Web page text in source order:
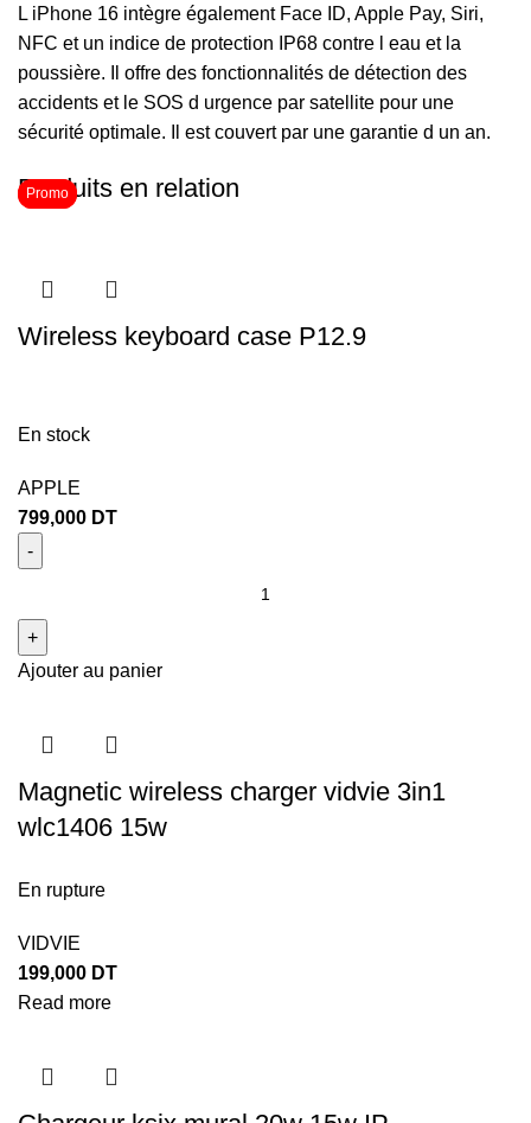
L iPhone 16 intègre également Face ID, Apple Pay, Siri,
NFC et un indice de protection IP68 contre l eau et la
poussière. Il offre des fonctionnalités de détection des
accidents et le SOS d urgence par satellite pour une
sécurité optimale. Il est couvert par une garantie d un an.
Produits en relation
Wireless keyboard case P12.9
En stock
APPLE
799,000 DT
Ajouter au panier
Magnetic wireless charger vidvie 3in1
wlc1406 15w
En rupture
VIDVIE
199,000 DT
Read more
Promo
Promo